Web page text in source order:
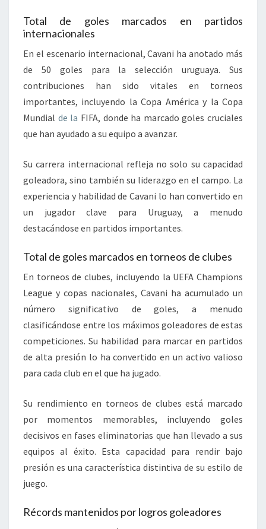
Total de goles marcados en partidos
internacionales
En el escenario internacional, Cavani ha anotado más
de 50 goles para la selección uruguaya. Sus
contribuciones han sido vitales en torneos
importantes, incluyendo la Copa América y la Copa
Mundial de la FIFA, donde ha marcado goles cruciales
que han ayudado a su equipo a avanzar.
Su carrera internacional refleja no solo su capacidad
goleadora, sino también su liderazgo en el campo. La
experiencia y habilidad de Cavani lo han convertido en
un jugador clave para Uruguay, a menudo
destacándose en partidos importantes.
Total de goles marcados en torneos de clubes
En torneos de clubes, incluyendo la UEFA Champions
League y copas nacionales, Cavani ha acumulado un
número significativo de goles, a menudo
clasificándose entre los máximos goleadores de estas
competiciones. Su habilidad para marcar en partidos
de alta presión lo ha convertido en un activo valioso
para cada club en el que ha jugado.
Su rendimiento en torneos de clubes está marcado
por momentos memorables, incluyendo goles
decisivos en fases eliminatorias que han llevado a sus
equipos al éxito. Esta capacidad para rendir bajo
presión es una característica distintiva de su estilo de
juego.
Récords mantenidos por logros goleadores